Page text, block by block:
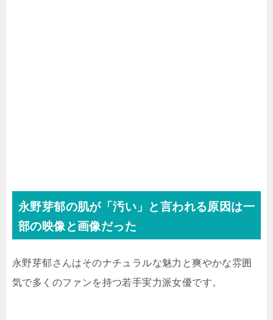
永野芽郁の肌が「汚い」と言われる原因は一
部の映像と画像だった
永野芽郁さんはそのナチュラルな魅力と爽やかな雰囲
気で多くのファンを持つ若手実力派女優です。